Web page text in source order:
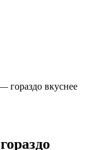
гораздо вкуснее